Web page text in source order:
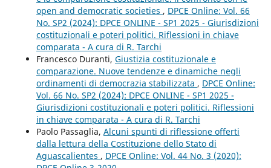
open and democratic societies , DPCE Online: Vol. 66
No. SP2 (2024): DPCE ONLINE - SP1 2025 - Giurisdizioni
costituzionali e poteri politici. Riflessioni in chiave
comparata - A cura di R. Tarchi
Francesco Duranti, Giustizia costituzionale e
comparazione. Nuove tendenze e dinamiche negli
ordinamenti di democrazia stabilizzata , DPCE Online:
Vol. 66 No. SP2 (2024): DPCE ONLINE - SP1 2025 -
Giurisdizioni costituzionali e poteri politici. Riflessioni
in chiave comparata - A cura di R. Tarchi
Paolo Passaglia, Alcuni spunti di riflessione offerti
dalla lettura della Costituzione dello Stato di
Aguascalientes , DPCE Online: Vol. 44 No. 3 (2020):